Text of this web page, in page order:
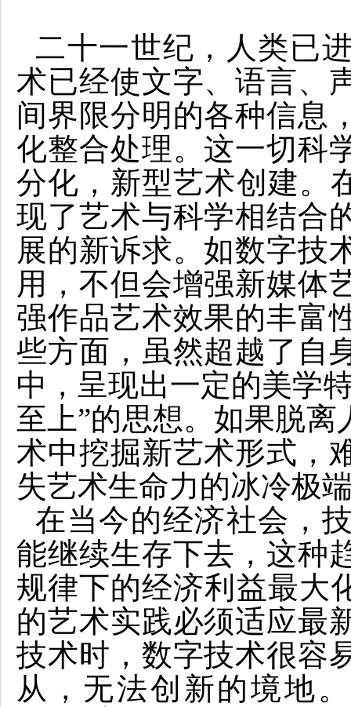
二十一世纪，人类已
术已经使文字、语言、
间界限分明的各种信息
化整合处理。这一切科
分化，新型艺术创建。
现了艺术与科学相结合
展的新诉求。如数字技
用，不但会增强新媒体
强作品艺术效果的丰富
些方面，虽然超越了自
中，呈现出一定的美学
至上”的思想。如果脱
术中挖掘新艺术形式，
失艺术生命力的冰冷极
在当今的经济社会，
能继续生存下去，这种
规律下的经济利益最大
的艺术实践必须适应最
技术时，数字技术很容
从，无法创新的境地